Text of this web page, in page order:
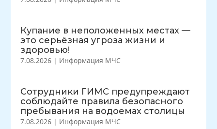
Купание в неположенных местах —
это серьёзная угроза жизни и
здоровью!
7.08.2026 | Информация МЧС
Сотрудники ГИМС предупреждают
соблюдайте правила безопасного
пребывания на водоемах столицы
7.08.2026 | Информация МЧС